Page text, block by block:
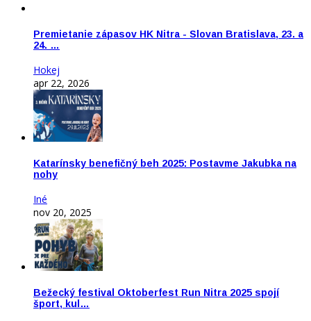
Premietanie zápasov HK Nitra - Slovan Bratislava, 23. a
24. …
Hokej
apr 22, 2026
Katarínsky benefičný beh 2025: Postavme Jakubka na
nohy
Iné
nov 20, 2025
Bežecký festival Oktoberfest Run Nitra 2025 spojí
šport, kul…